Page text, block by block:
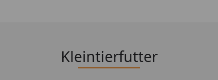
Kleintierfutter